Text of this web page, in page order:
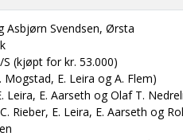
Asbjørn Svendsen, Ørsta
(kjøpt for kr. 53.000)
Mogstad, E. Leira og A. Flem)
Leira, E. Aarseth og Olaf T.
Rieber, E. Leira, E. Aarseth og